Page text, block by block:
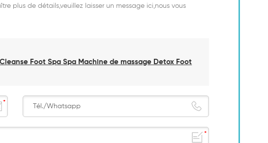
plus de détails,veuillez laisser un message ici,nous vous
Foot Spa Spa Machine de massage Detox Foot